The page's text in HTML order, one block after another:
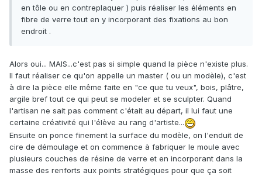
en tôle ou en contreplaquer ) puis réaliser les éléments en
fibre de verre tout en y incorporant des fixations au bon
endroit .
Alors oui... MAIS...c'est pas si simple quand la pièce n'existe plus.
Il faut réaliser ce qu'on appelle un master ( ou un modèle), c'est
à dire la pièce elle même faite en "ce que tu veux", bois, plâtre,
argile bref tout ce qui peut se modeler et se sculpter. Quand
l'artisan ne sait pas comment c'était au départ, il lui faut une
certaine créativité qui l'élève au rang d'artiste...
Ensuite on ponce finement la surface du modèle, on l'enduit de
cire de démoulage et on commence à fabriquer le moule avec
plusieurs couches de résine de verre et en incorporant dans la
masse des renforts aux points stratégiques pour que ça soit